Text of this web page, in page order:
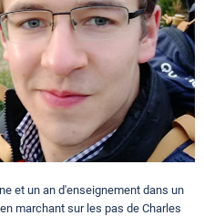
et un an d'enseignement dans un
marchant sur les pas de Charles